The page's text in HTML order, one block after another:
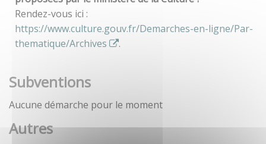
Rendez-vous ici :
https://www.culture.gouv.fr/Demarches-en-ligne/Par-
thematique/Archives
.
Subventions
Aucune démarche pour le moment
Autres